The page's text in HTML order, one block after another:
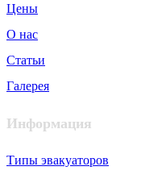
Цены
О нас
Статьи
Галерея
Информация
Типы эвакуаторов